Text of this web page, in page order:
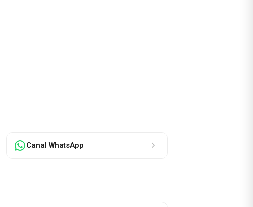
Canal WhatsApp